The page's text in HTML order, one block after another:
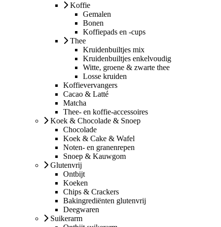
Koffie
Gemalen
Bonen
Koffiepads en -cups
Thee
Kruidenbuiltjes mix
Kruidenbuiltjes enkelvoudig
Witte, groene & zwarte thee
Losse kruiden
Koffievervangers
Cacao & Latté
Matcha
Thee- en koffie-accessoires
Koek & Chocolade & Snoep
Chocolade
Koek & Cake & Wafel
Noten- en granenrepen
Snoep & Kauwgom
Glutenvrij
Ontbijt
Koeken
Chips & Crackers
Bakingrediënten glutenvrij
Deegwaren
Suikerarm